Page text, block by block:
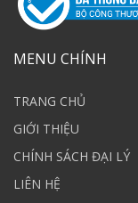
MENU CHÍNH
TRANG CHỦ
GIỚI THIỆU
CHÍNH SÁCH ĐẠI LÝ
LIÊN HỆ